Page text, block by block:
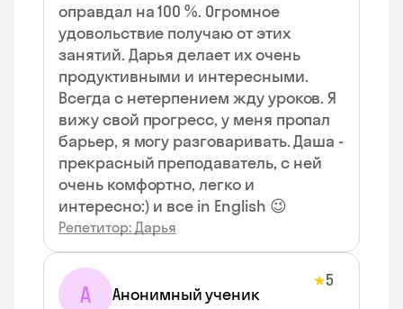
оправдал на 100 %. Огромное
удовольствие получаю от этих
занятий. Дарья делает их очень
продуктивными и интересными.
Всегда с нетерпением жду уроков. Я
вижу свой прогресс, у меня пропал
барьер, я могу разговаривать. Даша -
прекрасный преподаватель, с ней
очень комфортно, легко и
интересно:) и все in English 😉
Репетитор: Дарья
А Анонимный ученик
★5